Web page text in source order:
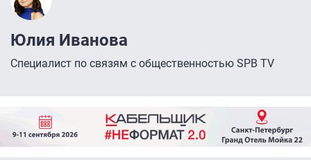
Юлия Иванова
Специалист по связям с общественностью SPB TV